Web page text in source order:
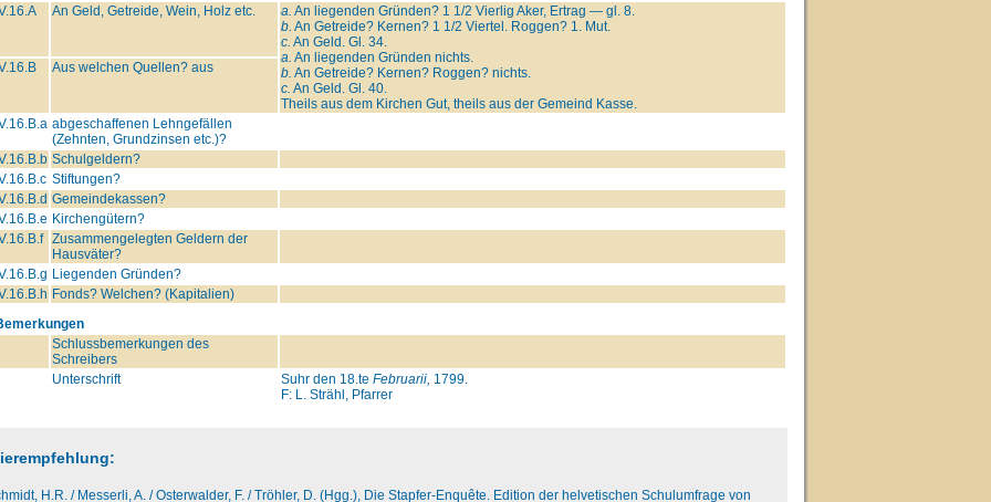
An Geld, Getreide, Wein, Holz etc. a. An liegenden Gründen? 1 1/2 Vierlig Aker, Ertrag — gl. 8.
b. An Getreide? Kernen? 1 1/2 Viertel. Roggen? 1. Mut.
c. An Geld. Gl. 34.
a. An liegenden Gründen nichts.
b. An Getreide? Kernen? Roggen? nichts.
c. An Geld. Gl. 40.
Theils aus dem Kirchen Gut, theils aus der Gemeind Kasse.
Aus welchen Quellen? aus
abgeschaffenen Lehngefällen
(Zehnten, Grundzinsen etc.)?
Schulgeldern?
Stiftungen?
Gemeindekassen?
Kirchengütern?
Zusammengelegten Geldern der
Hausväter?
Liegenden Gründen?
Fonds? Welchen? (Kapitalien)
Schlussbemerkungen des
Schreibers
Unterschrift
Suhr den 18.te Februarii, 1799.
F: L. Strähl, Pfarrer
H.R. / Messerli, A. / Osterwalder, F. / Tröhler, D. (Hgg.), Die Stapfer-Enquête. Edition der helvetischen Schulumfrage von